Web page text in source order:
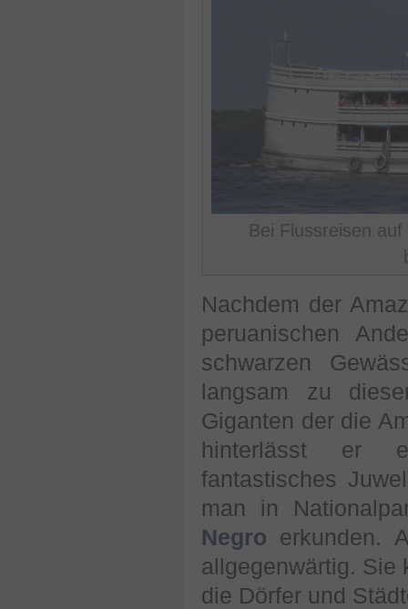
Bei Flussreisen
Nachdem der
peruanischen
schwarzen
langsam zu
Giganten der die
hinterlässt er
fantastisches
man in
Negro erkunden.
allgegenwärtig. Sie
die Dörfer und